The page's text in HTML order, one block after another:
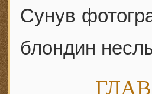
Сунув
блондин